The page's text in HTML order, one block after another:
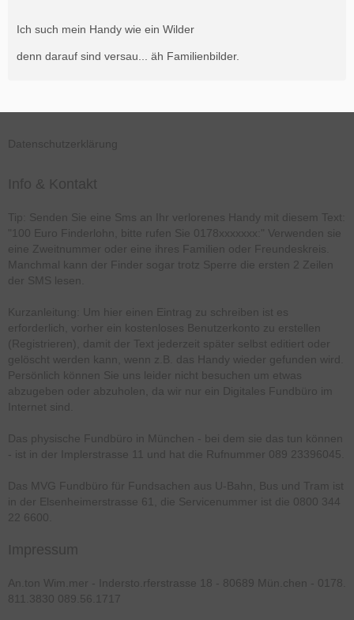
Ich such mein Handy wie ein Wilder
denn darauf sind versau... äh Familienbilder.
Datenschutzerklärung
Info & Kontakt
Tip: Senden Sie eine Sms an Ihr verlorenes Handy mit diesem Text:
"100 Euro Finderlohn, bitte rufen Sie 0178xxxxxxx:" Verwenden sie
eine Zweitnummer oder eine ihres Familien oder Freundeskreis.
Manchmal kann der Finder sogar trotz Sperre die ersten 2 Zeilen
der SMS lesen.
Kurzanleitung: Um hier einen Eintrag zu schreiben ist es
erforderlich, vorher ein kostenloses Benutzerkonto zu erstellen
(Registrieren), damit der Text jederzeit später selbst editiert oder
gelöscht werden kann, wenn z.B. das Handy wieder gefunden wird.
Persönlich können Sie uns leider nicht besuchen um etwas
abzugeben oder abzuholen, da wir nur ein Digitales Fundbüro im
Internet sind.
Das physische Fundbüro in München - bei dem sie das tun können
- ist in der Implerstrasse 11 und hat die Rufnummer 089 23396045.
Das MVG Fundbüro für Fundsachen aus U-Bahn, Bus und Tram ist
in der Elsenheimerstrasse 61, die Servicenummer ist die 0800 344
22 6600.
Impressum
An.ton Wim.mer - Indersto.rferstrasse 18 - 80689 Mün.chen - 0178.
811.3830 089.56.1717